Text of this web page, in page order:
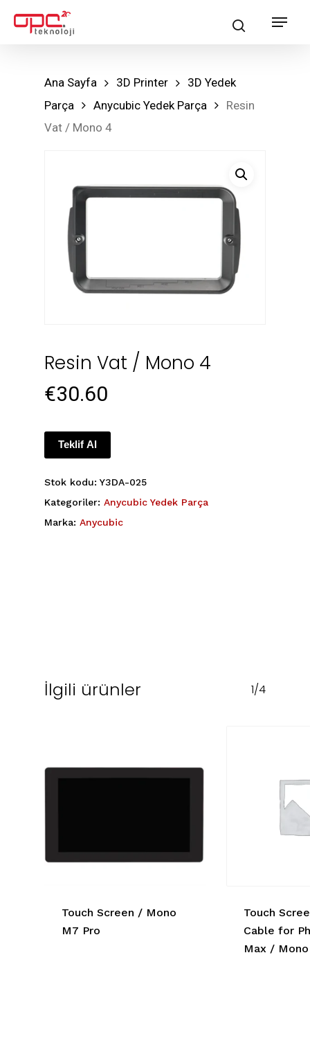
searchMenu
Ana Sayfa 3D Printer
3D Yedek
Parça
Anycubic Yedek Parça
Resin
Vat / Mono 4
Resin Vat / Mono 4
€30.60
Teklif Al
Stok kodu: Y3DA-025
Kategoriler: Anycubic Yedek Parça
Marka: Anycubic
İlgili ürünler 1/4
Touch Screen / Mono
M7 Pro
Touch
Cable for
Max / Mono